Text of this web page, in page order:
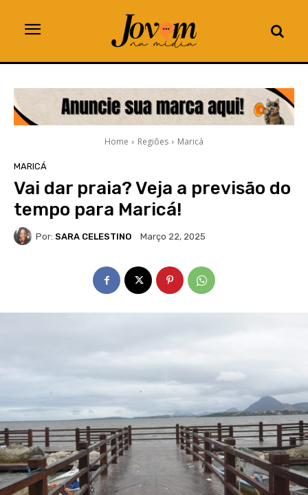
Home Regiões Maricá
MARICÁ
Vai dar praia? Veja a previsão do
tempo para Maricá!
Por: SARA CELESTINO Março 22, 2025